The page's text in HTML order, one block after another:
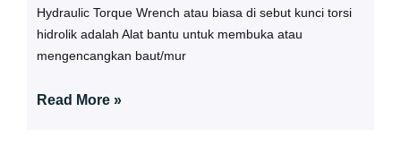
Hydraulic Torque Wrench atau biasa di sebut kunci torsi
hidrolik adalah Alat bantu untuk membuka atau
mengencangkan baut/mur
Read More »